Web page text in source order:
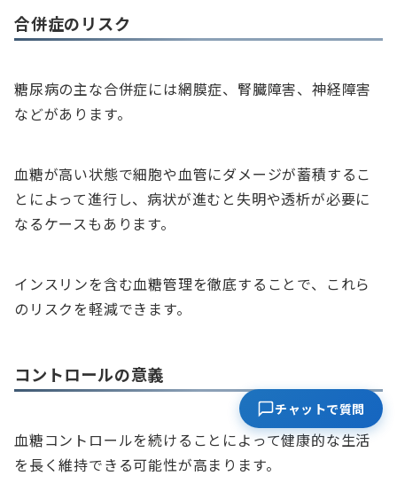
合併症のリスク
糖尿病の主な合併症には網膜症、腎臓障害、神経障害
などがあります。
血糖が高い状態で細胞や血管にダメージが蓄積するこ
とによって進行し、病状が進むと失明や透析が必要に
なるケースもあります。
インスリンを含む血糖管理を徹底することで、これら
のリスクを軽減できます。
コントロールの意義
血糖コントロールを続けることによって健康的な生活
を長く維持できる可能性が高まります。
チャットで質問